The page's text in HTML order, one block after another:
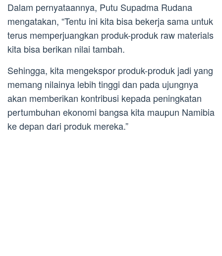
Dalam pernyataannya, Putu Supadma Rudana
mengatakan, “Tentu ini kita bisa bekerja sama untuk
terus memperjuangkan produk-produk raw materials
kita bisa berikan nilai tambah.
Sehingga, kita mengekspor produk-produk jadi yang
memang nilainya lebih tinggi dan pada ujungnya
akan memberikan kontribusi kepada peningkatan
pertumbuhan ekonomi bangsa kita maupun Namibia
ke depan dari produk mereka.”